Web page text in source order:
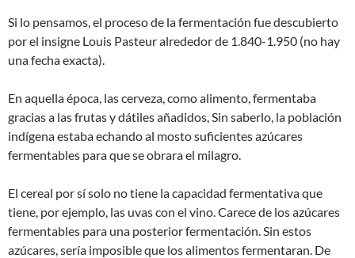
Si lo pensamos, el proceso de la fermentación fue descubierto
por el insigne Louis Pasteur alrededor de 1.840-1.950 (no hay
una fecha exacta).
En aquella época, las cerveza, como alimento, fermentaba
gracias a las frutas y dátiles añadidos, Sin saberlo, la población
indígena estaba echando al mosto suficientes azúcares
fermentables para que se obrara el milagro.
El cereal por sí solo no tiene la capacidad fermentativa que
tiene, por ejemplo, las uvas con el vino. Carece de los azúcares
fermentables para una posterior fermentación. Sin estos
azúcares, sería imposible que los alimentos fermentaran. De